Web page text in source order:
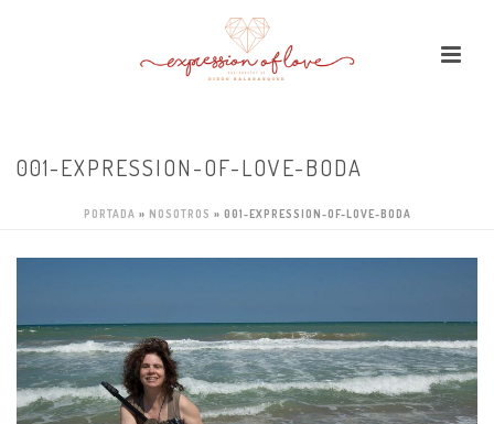
001-EXPRESSION-OF-LOVE-BODA
PORTADA » NOSOTROS » 001-EXPRESSION-OF-LOVE-BODA